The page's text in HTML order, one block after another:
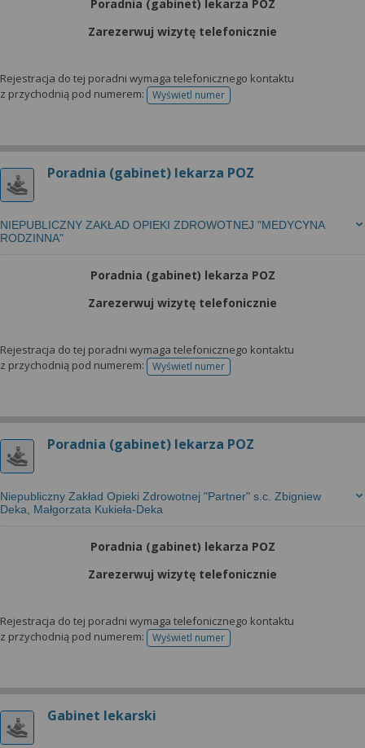
Poradnia (gabinet) lekarza POZ
Zarezerwuj wizytę telefonicznie
Rejestracja do tej poradni wymaga telefonicznego kontaktu
z przychodnią pod numerem:
Wyświetl numertelefonu do rejestracji
Poradnia (gabinet) lekarza POZ
NIEPUBLICZNY ZAKŁAD OPIEKI ZDROWOTNEJ "MEDYCYNA
RODZINNA"
Poradnia (gabinet) lekarza POZ
Zarezerwuj wizytę telefonicznie
Rejestracja do tej poradni wymaga telefonicznego kontaktu
z przychodnią pod numerem:
Wyświetl numertelefonu do rejestracji
Poradnia (gabinet) lekarza POZ
Niepubliczny Zakład Opieki Zdrowotnej "Partner" s.c. Zbigniew
Deka, Małgorzata Kukieła-Deka
Poradnia (gabinet) lekarza POZ
Zarezerwuj wizytę telefonicznie
Rejestracja do tej poradni wymaga telefonicznego kontaktu
z przychodnią pod numerem:
Wyświetl numertelefonu do rejestracji
Gabinet lekarski